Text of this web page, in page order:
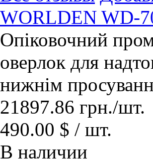
WORLDEN WD-
Опіковочний
оверлок для
нижнім
21897.86 грн./шт.
490.00 $ / шт.
В наличии